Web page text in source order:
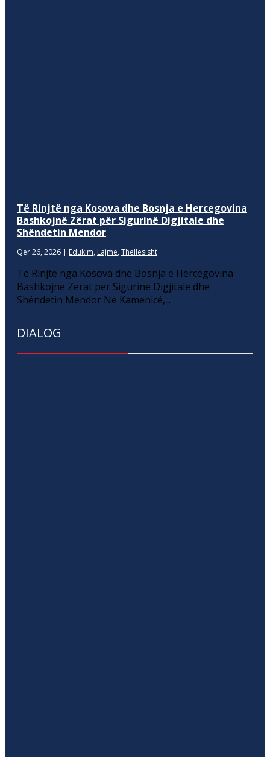
Të Rinjtë nga Kosova dhe Bosnja e Hercegovina
Bashkojnë Zërat për Sigurinë Digjitale dhe
Shëndetin Mendor
Qer 26, 2026 | Edukim, Lajme, Thellesisht
Të Rinjtë nga Kosova dhe Bosnja e Hercegovina
Bashkojnë Zërat për Sigurinë Digjitale dhe
Shëndetin Mendor Në Kamenicë,...
DIALOG